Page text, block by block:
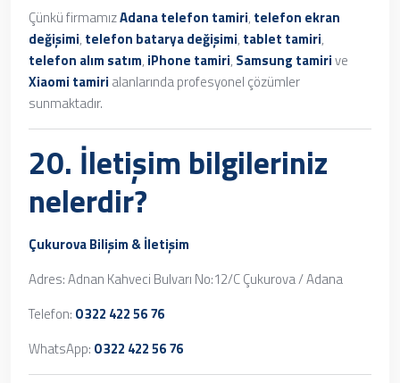
Çünkü firmamızAdana telefon tamiri, telefon ekran
değişimi, telefon batarya değişimi, tablet tamiri,
telefon alım satım, iPhone tamiri, Samsung tamirive
Xiaomi tamiri alanlarında profesyonel çözümler
sunmaktadır.
20. İletişim bilgileriniz
nelerdir?
Çukurova Bilişim & İletişim
Adres: Adnan Kahveci Bulvarı No:12/C Çukurova / Adana
Telefon: 0 322 422 56 76
WhatsApp: 0 322 422 56 76